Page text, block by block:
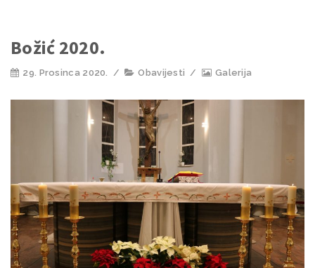
Božić 2020.
29. Prosinca 2020. / Obavijesti / Galerija